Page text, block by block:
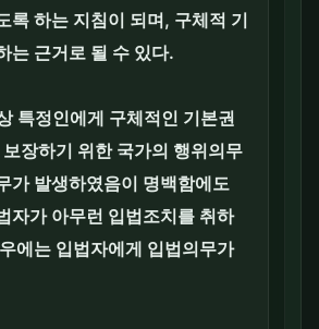
록 하는 지침이 되며, 구체적 기
는 근거로 될 수 있다.
특정인에게 구체적인 기본권
장하기 위한 국가의 행위의무
가 발생하였음이 명백함에도
자가 아무런 입법조치를 취하
에는 입법자에게 입법의무가